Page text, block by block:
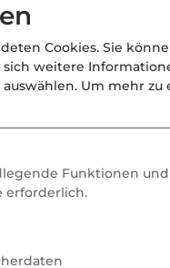
Cookies. Sie
weitere
Um mehr zu
Funktionen
erforderlich.